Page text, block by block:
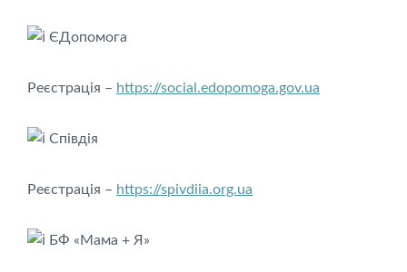
ЄДопомога
Реєстрація – https://social.edopomoga.gov.ua
Співдія
Реєстрація – https://spivdiia.org.ua
БФ «Мама + Я»